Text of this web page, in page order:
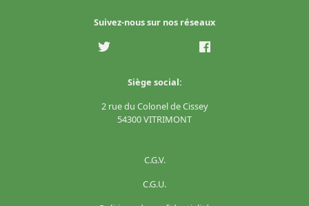
Suivez-nous sur nos réseaux
Siège social:
2 rue du Colonel de Cissey
54300 VITRIMONT
C.G.V.
C.G.U.